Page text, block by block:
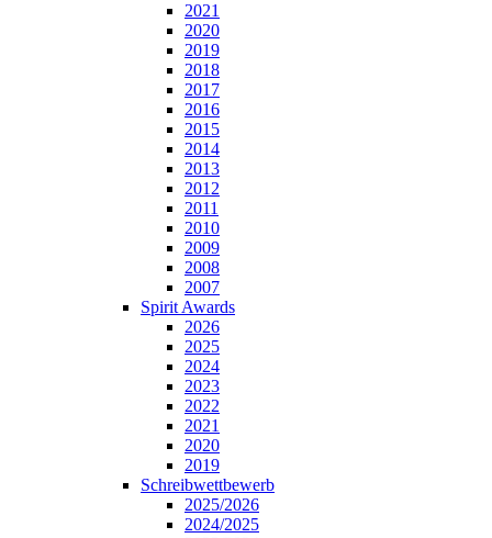
2021
2020
2019
2018
2017
2016
2015
2014
2013
2012
2011
2010
2009
2008
2007
Spirit Awards
2026
2025
2024
2023
2022
2021
2020
2019
Schreibwettbewerb
2025/2026
2024/2025